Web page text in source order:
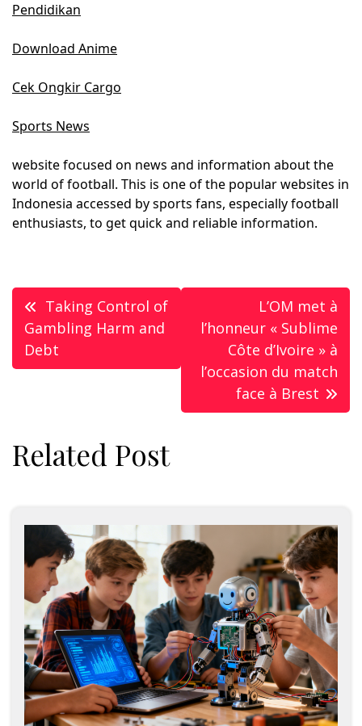
Pendidikan
Download Anime
Cek Ongkir Cargo
Sports News
website focused on news and information about the
world of football. This is one of the popular websites in
Indonesia accessed by sports fans, especially football
enthusiasts, to get quick and reliable information.
Post
navigation
Taking Control of
Gambling Harm and
Debt
L’OM met à
l’honneur « Sublime
Côte d’Ivoire » à
l’occasion du match
face à Brest
Related Post